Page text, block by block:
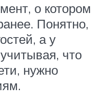
о котором
Понятно,
а у
что
нужно